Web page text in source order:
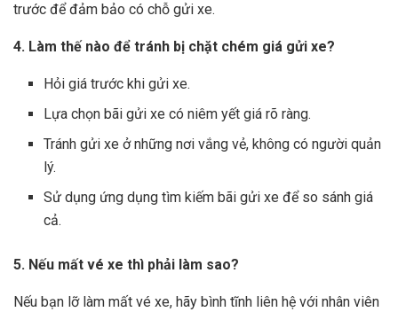
trước để đảm bảo có chỗ gửi xe.
4. Làm thế nào để tránh bị chặt chém giá gửi xe?
Hỏi giá trước khi gửi xe.
Lựa chọn bãi gửi xe có niêm yết giá rõ ràng.
Tránh gửi xe ở những nơi vắng vẻ, không có người quản
lý.
Sử dụng ứng dụng tìm kiếm bãi gửi xe để so sánh giá
cả.
5. Nếu mất vé xe thì phải làm sao?
Nếu bạn lỡ làm mất vé xe, hãy bình tĩnh liên hệ với nhân viên